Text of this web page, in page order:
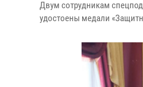
Двум сотрудникам
удостоены медали